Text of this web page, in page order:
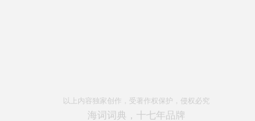
以上内容独家创作，受著作权保护，侵权必究
海词词典，十七年品牌